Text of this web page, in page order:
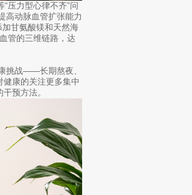
压力型心律不齐”问
高动脉血管扩张能力
甘氨酸镁和天然海
管的三维链路，达
挑战——长期熬夜、
健康的关注更多集中
预方法。